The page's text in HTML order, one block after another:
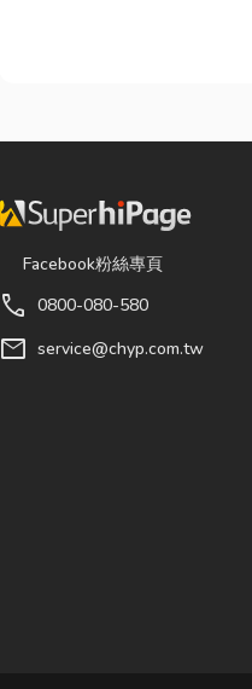
Facebook粉絲專頁
call 0800-080-580
mail service@chyp.com.tw